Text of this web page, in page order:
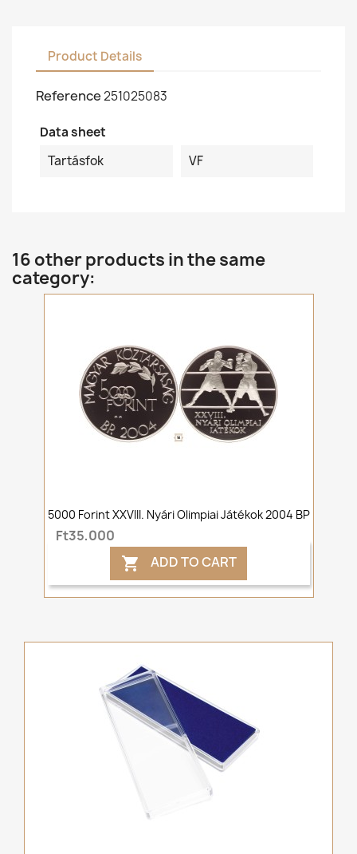
Product Details
Reference251025083
Data sheet
Tartásfok
VF
16 other products in the same
category:
5000 Forint XXVIII. Nyári Olimpiai Játékok 2004 BP
Ft35,000
 ADD TO CART